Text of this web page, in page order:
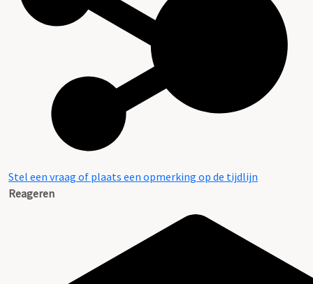
Stel een vraag of plaats een opmerking op de tijdlijn
Reageren